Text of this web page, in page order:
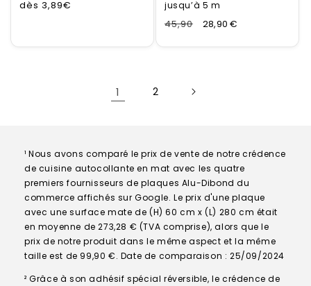
dès Prix
3,89€
jusqu’à 5 m
Normaler
45,90 Verkaufspreis
28,90 €
1 2
¹ Nous avons comparé le prix de vente de notre crédence
de cuisine autocollante en mat avec les quatre
premiers fournisseurs de plaques Alu-Dibond du
commerce affichés sur Google. Le prix d'une plaque
avec une surface mate de (H) 60 cm x (L) 280 cm était
en moyenne de 273,28 € (TVA comprise), alors que le
prix de notre produit dans le même aspect et la même
taille est de 99,90 €. Date de comparaison : 25/09/2024
² Grâce à son adhésif spécial réversible, le crédence de